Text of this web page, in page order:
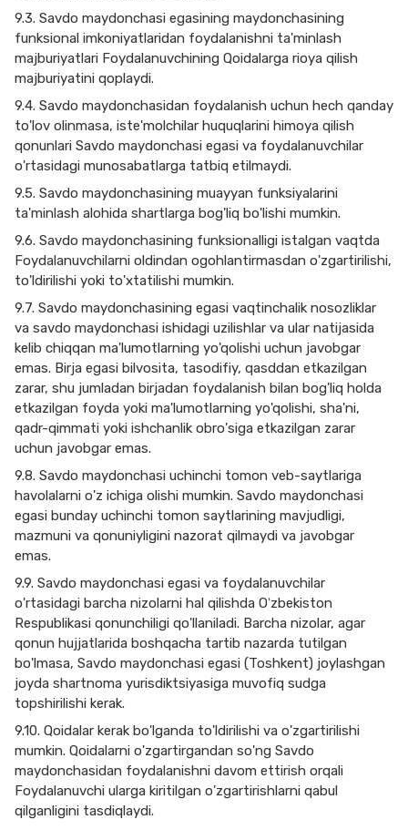
9.3. Savdo maydonchasi egasining maydonchasining
funksional imkoniyatlaridan foydalanishni ta'minlash
majburiyatlari Foydalanuvchining Qoidalarga rioya qilish
majburiyatini qoplaydi.
9.4. Savdo maydonchasidan foydalanish uchun hech qanday
to'lov olinmasa, iste'molchilar huquqlarini himoya qilish
qonunlari Savdo maydonchasi egasi va foydalanuvchilar
o'rtasidagi munosabatlarga tatbiq etilmaydi.
9.5. Savdo maydonchasining muayyan funksiyalarini
ta'minlash alohida shartlarga bog'liq bo'lishi mumkin.
9.6. Savdo maydonchasining funksionalligi istalgan vaqtda
Foydalanuvchilarni oldindan ogohlantirmasdan o'zgartirilishi,
to'ldirilishi yoki to'xtatilishi mumkin.
9.7. Savdo maydonchasining egasi vaqtinchalik nosozliklar
va savdo maydonchasi ishidagi uzilishlar va ular natijasida
kelib chiqqan ma'lumotlarning yo'qolishi uchun javobgar
emas. Birja egasi bilvosita, tasodifiy, qasddan etkazilgan
zarar, shu jumladan birjadan foydalanish bilan bog'liq holda
etkazilgan foyda yoki ma'lumotlarning yo'qolishi, sha'ni,
qadr-qimmati yoki ishchanlik obro'siga etkazilgan zarar
uchun javobgar emas.
9.8. Savdo maydonchasi uchinchi tomon veb-saytlariga
havolalarni o'z ichiga olishi mumkin. Savdo maydonchasi
egasi bunday uchinchi tomon saytlarining mavjudligi,
mazmuni va qonuniyligini nazorat qilmaydi va javobgar
emas.
9.9. Savdo maydonchasi egasi va foydalanuvchilar
o'rtasidagi barcha nizolarni hal qilishda Oʻzbekiston
Respublikasi qonunchiligi qo'llaniladi. Barcha nizolar, agar
qonun hujjatlarida boshqacha tartib nazarda tutilgan
bo'lmasa, Savdo maydonchasi egasi (Toshkent) joylashgan
joyda shartnoma yurisdiktsiyasiga muvofiq sudga
topshirilishi kerak.
9.10. Qoidalar kerak bo'lganda to'ldirilishi va o'zgartirilishi
mumkin. Qoidalarni o'zgartirgandan so'ng Savdo
maydonchasidan foydalanishni davom ettirish orqali
Foydalanuvchi ularga kiritilgan o'zgartirishlarni qabul
qilganligini tasdiqlaydi.